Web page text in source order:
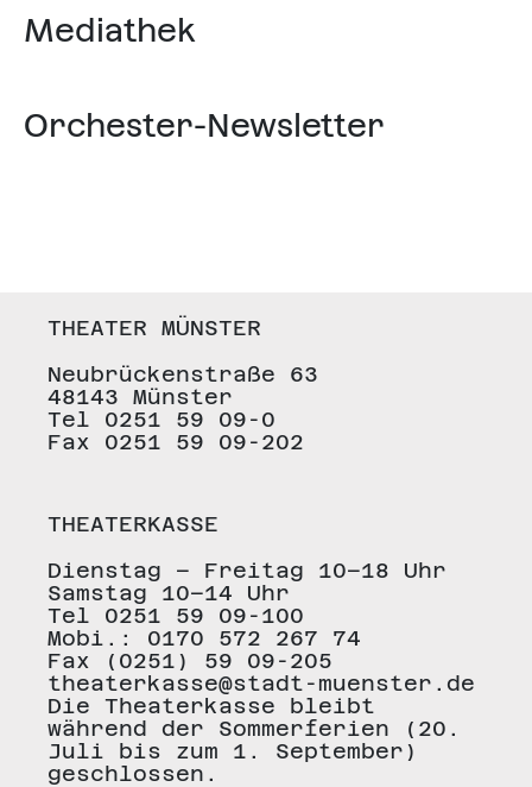
Mediathek
Orchester-Newsletter
THEATER MÜNSTER
Neubrückenstraße 63
48143 Münster
Tel 0251 59 09-0
Fax 0251 59 09-202
THEATERKASSE
Dienstag – Freitag 10–18 Uhr
Samstag 10–14 Uhr
Tel 0251 59 09-100
Mobi.: 0170 572 267 74
Fax (0251) 59 09-205
theaterkasse@stadt-muenster.de
Die Theaterkasse bleibt
während der Sommerferien (20.
Juli bis zum 1. September)
geschlossen.